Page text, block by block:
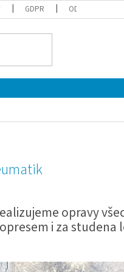
GDPR ODBĚR NOVINEK
opravy
i za studena